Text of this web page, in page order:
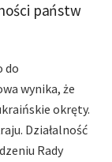
państw
do
wynika, że
okręty.
Działalność
Rady